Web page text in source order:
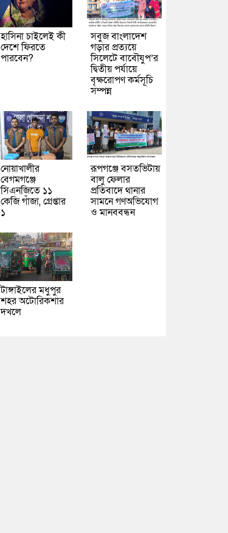
হাসিনা চাইলেই কী
দেশে ফিরতে
পারবেন?
সবুজ বাংলাদেশ
গড়ার প্রত্যয়ে
সিলেটে বাবৌযুপ’র
দ্বিতীয় পর্যায়ে
বৃক্ষরোপণ কর্মসূচি
সম্পন্ন
নোয়াখালীর
বেগমগঞ্জে
সিএনজিতে ১১
কেজি গাঁজা, গ্রেপ্তার
১
রূপগঞ্জে বসতভিটায়
বালু ফেলার
প্রতিবাদে থানার
সামনে গণঅভিযোগ
ও মানববন্ধন
টাঙ্গাইলের মধুপুর
শহর অটোরিকশার
দখলে